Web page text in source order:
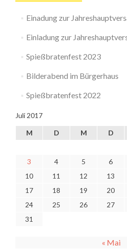
Einadung zur
Einladung zur
Spießbratenfest 2023
Bilderabend im Bürgerhaus
Spießbratenfest 2022
Juli 2017
M D M D
3
4 5 6
10
11 12 13
17
18 19 20
24
25 26 27
31
« Mai